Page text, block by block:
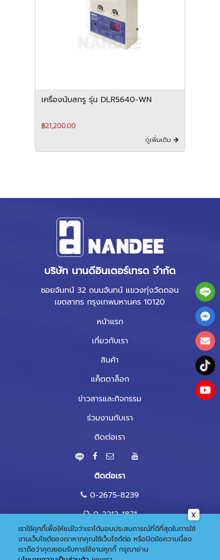
เครื่องนับสกรู รุ่น DLR5640-WN
฿21,200.00
ดูเพิ่มเติม
บริษัท นานดีอินเตอร์เทรด จำกัด
ซอยจันทน์ 32 ถนนจันทน์ แขวงทุ่งวัดดอน
เขตสาทร กรุงเทพมหานคร 10120
หน้าแรก
เกี่ยวกับเรา
สินค้า
แค็ตตาล็อก
ข่าวสารและกิจกรรม
ร่วมงานกับเรา
ติดต่อเรา
ติดต่อเรา
0-2675-8239
0-2212-1871
marketing@nandee.co.th
เราใช้คุกกี้เพื่อให้แน่ใจว่าเราได้มอบประสบการณ์ที่ดีที่สุดในการใช้
งานเว็บไซต์ของเราหากคุณใช้เว็บไซต์ต่อ หรือปิดข้อความนี้ลง
เราถือว่าคุณยอมรับการใช้งานคุกกี้ กรุณาอ่าน